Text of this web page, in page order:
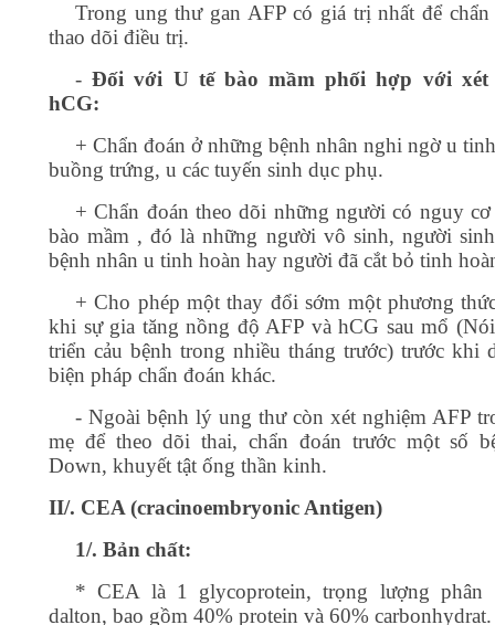
Trong ung thư gan AFP có giá trị nhất để chẩn
thao dõi điều trị.
-Đối với U tế bào mầm phối hợp với xét
hCG:
+ Chẩn đoán ở những bệnh nhân nghi ngờ u
buồng trứng, u các tuyến sinh dục phụ.
+ Chẩn đoán theo dõi những người có nguy cơ
bào mầm , đó là những người vô sinh, người
bệnh nhân u tinh hoàn hay người đã cắt bỏ tinh
+ Cho phép một thay đổi sớm một phương
khi sự gia tăng nồng độ AFP và hCG sau mổ
triển cảu bệnh trong nhiều tháng trước) trước khi
biện pháp chẩn đoán khác.
- Ngoài bệnh lý ung thư còn xét nghiệm AFP
mẹ để theo dõi thai, chẩn đoán trước một số
Down, khuyết tật ống thần kinh.
II/. CEA (cracinoembryonic Antigen)
1/. Bản chất:
* CEA là 1 glycoprotein, trọng lượng phân
dalton, bao gồm 40% protein và 60% carbonhydrat.